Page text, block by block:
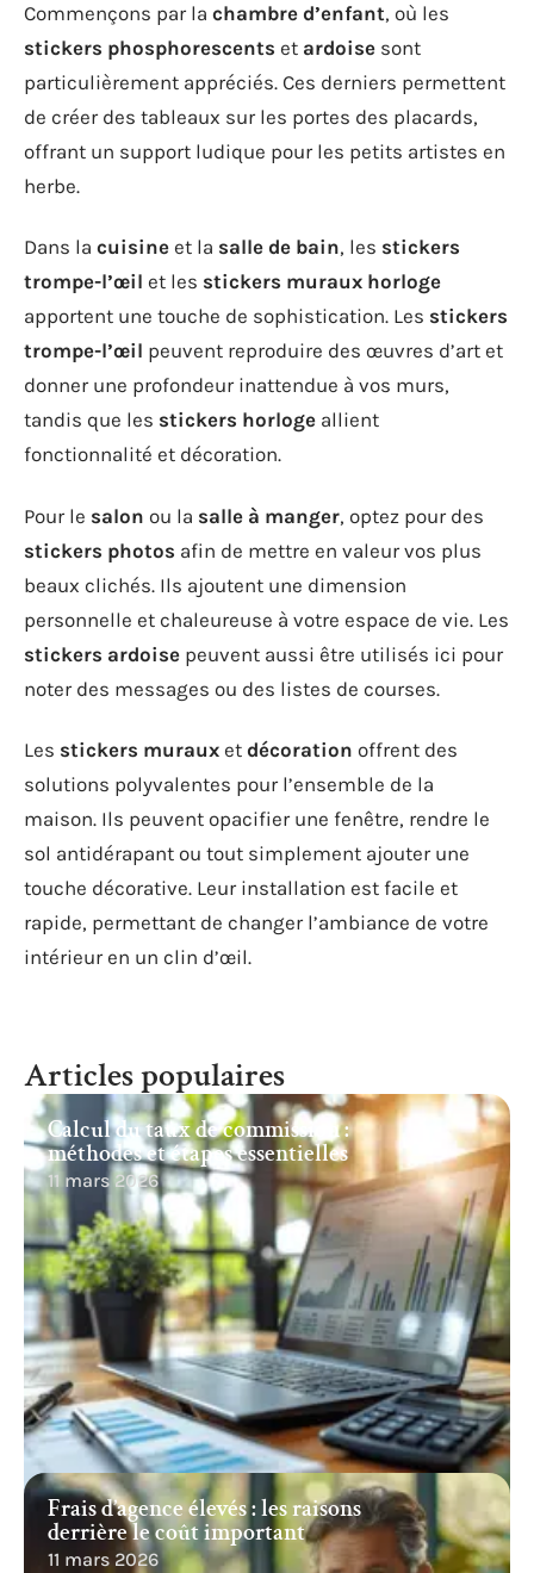
Commençons par la chambre d’enfant, où les
stickers phosphorescents et ardoise sont
particulièrement appréciés. Ces derniers permettent
de créer des tableaux sur les portes des placards,
offrant un support ludique pour les petits artistes en
herbe.
Dans la cuisine et la salle de bain, les stickers
trompe-l’œil et les stickers muraux horloge
apportent une touche de sophistication. Les stickers
trompe-l’œil peuvent reproduire des œuvres d’art et
donner une profondeur inattendue à vos murs,
tandis que les stickers horloge allient
fonctionnalité et décoration.
Pour le salon ou la salle à manger, optez pour des
stickers photos afin de mettre en valeur vos plus
beaux clichés. Ils ajoutent une dimension
personnelle et chaleureuse à votre espace de vie. Les
stickers ardoise peuvent aussi être utilisés ici pour
noter des messages ou des listes de courses.
Les stickers muraux et décoration offrent des
solutions polyvalentes pour l’ensemble de la
maison. Ils peuvent opacifier une fenêtre, rendre le
sol antidérapant ou tout simplement ajouter une
touche décorative. Leur installation est facile et
rapide, permettant de changer l’ambiance de votre
intérieur en un clin d’œil.
Articles populaires
Calcul du taux de commission :
méthodes et étapes essentielles
11 mars 2026
Frais d’agence élevés : les raisons
derrière le coût important
11 mars 2026